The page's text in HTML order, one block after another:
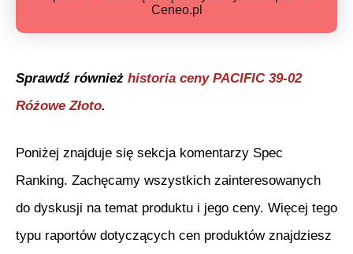
Ceneo.pl
Sprawdź również historia ceny PACIFIC 39-02
Różowe Złoto.
Poniżej znajduje się sekcja komentarzy Spec
Ranking. Zachęcamy wszystkich zainteresowanych
do dyskusji na temat produktu i jego ceny. Więcej tego
typu raportów dotyczących cen produktów znajdziesz